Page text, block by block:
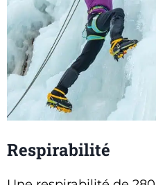
Respirabilité